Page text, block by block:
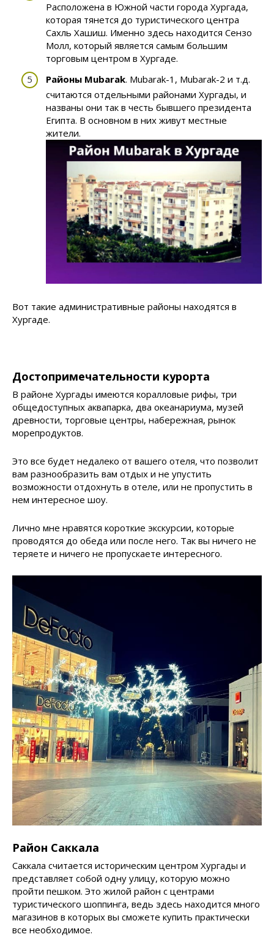
Расположена в Южной части города Хургада,
которая тянется до туристического центра
Сахль Хашиш. Именно здесь находится Сензо
Молл, который является самым большим
торговым центром в Хургаде.
Районы Mubarak. Mubarak-1, Mubarak-2 и т.д.
считаются отдельными районами Хургады, и
названы они так в честь бывшего президента
Египта. В основном в них живут местные
жители.
Вот такие административные районы находятся в
Хургаде.
Достопримечательности курорта
В районе Хургады имеются коралловые рифы, три
общедоступных аквапарка, два океанариума, музей
древности, торговые центры, набережная, рынок
морепродуктов.
Это все будет недалеко от вашего отеля, что позволит
вам разнообразить вам отдых и не упустить
возможности отдохнуть в отеле, или не пропустить в
нем интересное шоу.
Лично мне нравятся короткие экскурсии, которые
проводятся до обеда или после него. Так вы ничего не
теряете и ничего не пропускаете интересного.
Район Саккала
Саккала считается историческим центром Хургады и
представляет собой одну улицу, которую можно
пройти пешком. Это жилой район с центрами
туристического шоппинга, ведь здесь находится много
магазинов в которых вы сможете купить практически
все необходимое.